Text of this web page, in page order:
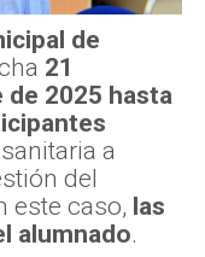
de
21
2025 hasta
a
del
este caso, las
alumnado.